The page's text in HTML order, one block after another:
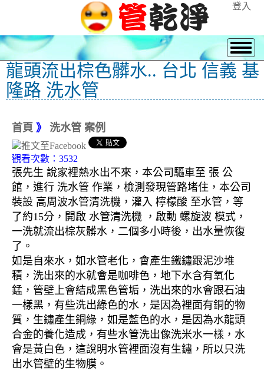
登入
龍頭流出棕色髒水.. 台北 信義 基
隆路 洗水管
首頁 》 洗水管 案例
觀看次數：3532
張先生 說家裡熱水出不來，本公司驅車至 張 公
館，進行 洗水管 作業，檢測發現管路堵住，本公司
裝設 高周波水管清洗機，灌入 檸檬酸 至水管，等
了約15分，開啟 水管清洗機 ，啟動 螺旋波 模式，
一洗就流出棕灰髒水，二個多小時後，出水量恢復
了。
如是自來水，如水管老化，會產生鐵鏽跟泥沙堆
積，洗出來的水就會是咖啡色，地下水含有氧化
錳，管壁上會結成黑色管垢，洗出來的水會跟石油
一樣黑，有些洗出綠色的水，是因為裡面有銅的物
質，生鏽產生銅綠，如是藍色的水，是因為水龍頭
合金的養化造成，有些水管洗出像洗米水一樣，水
會是黃白色，這說明水管裡面沒有生鏽，所以只洗
出水管壁的生物膜。